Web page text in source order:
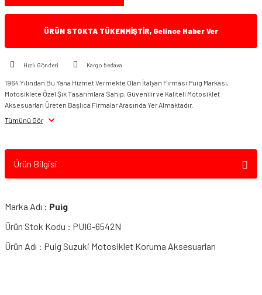
ÜRÜN STOKTA TÜKENMİŞTİR, Gelince Haber Ver
Hızlı Gönderi Kargo bedava
1964 Yılından Bu Yana Hizmet Vermekte Olan İtalyan Firması Puig Markası,
Motosiklete Özel Şık Tasarımlara Sahip, Güvenilir ve Kaliteli Motosiklet
Aksesuarları Üreten Başlıca Firmalar Arasında Yer Almaktadır.
Tümünü Gör
Ürün Bilgisi
Marka Adı : Puig
Ürün Stok Kodu : PUIG-6542N
Ürün Adı : Puig Suzuki Motosiklet Koruma Aksesuarları